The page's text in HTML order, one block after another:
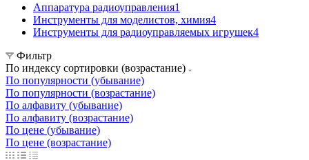
Аппаратура радиоуправления1
Инструменты для моделистов, химия4
Инструменты для радиоуправляемых игрушек4
Фильтр
По индексу сортировки (возрастание)
По популярности (убывание)
По популярности (возрастание)
По алфавиту (убывание)
По алфавиту (возрастание)
По цене (убывание)
По цене (возрастание)